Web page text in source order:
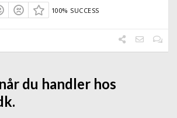
100% SUCCESS
du handler hos